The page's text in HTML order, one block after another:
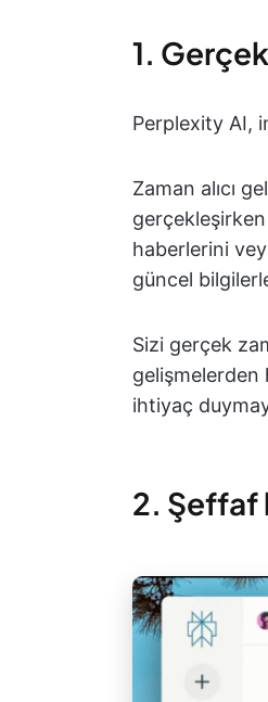
1.
Perplexity AI,
Zaman alıcı
haberlerini
güncel
Sizi gerçek
gelişmelerden
ihtiyaç
2. Şeffaf